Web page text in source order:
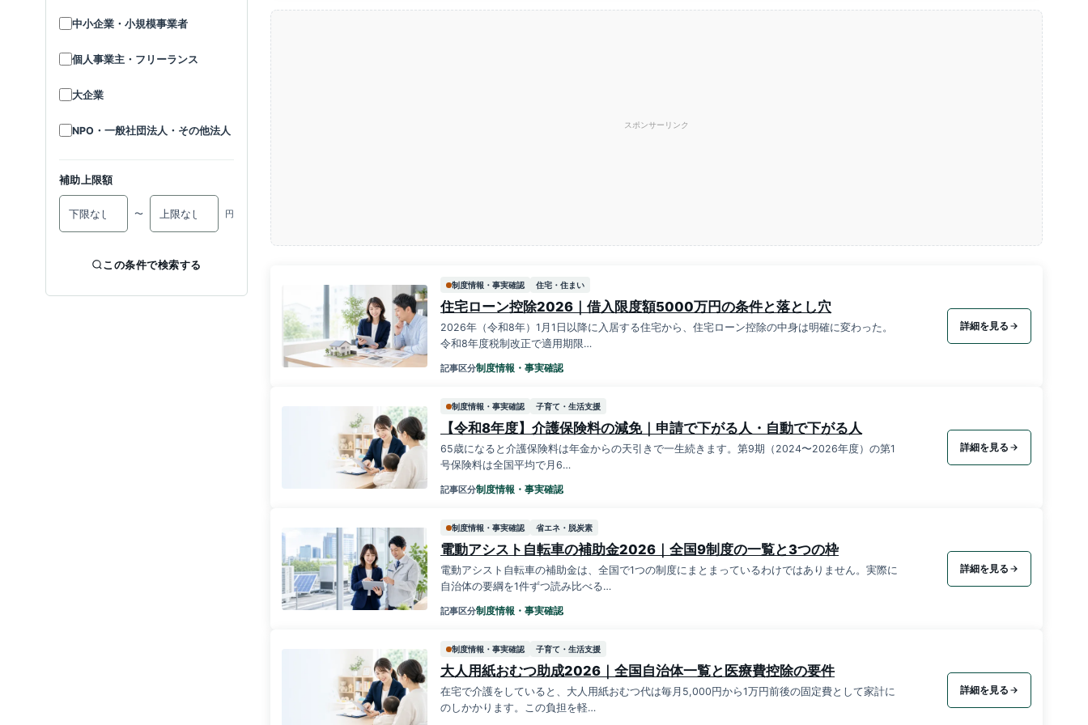
中小企業・小規模事業者
個人事業主・フリーランス
大企業
NPO・一般社団法人・その他法人
補助上限額
〜 円
この条件で検索する
スポンサーリンク
制度情報・事実確認 住宅・住まい
住宅ローン控除2026｜借入限度額5000万円の条件と落とし穴
2026年（令和8年）1月1日以降に入居する住宅から、住宅ローン控除の中身は明確に変わった。
令和8年度税制改正で適用期限…
記事区分制度情報・事実確認
詳細を見る
制度情報・事実確認 子育て・生活支援
【令和8年度】介護保険料の減免｜申請で下がる人・自動で下がる人
65歳になると介護保険料は年金からの天引きで一生続きます。第9期（2024〜2026年度）の第1
号保険料は全国平均で月6…
記事区分制度情報・事実確認
詳細を見る
制度情報・事実確認 省エネ・脱炭素
電動アシスト自転車の補助金2026｜全国9制度の一覧と3つの枠
電動アシスト自転車の補助金は、全国で1つの制度にまとまっているわけではありません。実際に
自治体の要綱を1件ずつ読み比べる…
記事区分制度情報・事実確認
詳細を見る
制度情報・事実確認 子育て・生活支援
大人用紙おむつ助成2026｜全国自治体一覧と医療費控除の要件
在宅で介護をしていると、大人用紙おむつ代は毎月5,000円から1万円前後の固定費として家計に
のしかかります。この負担を軽…
詳細を見る